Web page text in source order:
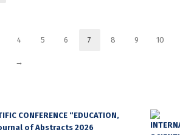
4 5 6 7 8 9 10
→
CONFERENCE “EDUCATION,
of Abstracts 2026